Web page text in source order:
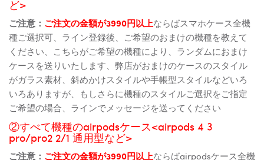
ど>
ご注意： ご注文の金額が3990円以上ならばスマホケース全機
種ご選択可、ライン登録後、ご希望のおまけの機種を教えて
ください、こちらがご希望の機種により、ランダムにおまけ
ケースを送りいたします、弊店がおまけのケースのスタイル
がガラス素材、斜めかけスタイルや手帳型スタイルなどいろ
いろありますが、もしさらに機種のスタイルご選択をご指定
ご希望の場合、ラインでメッセージを送ってください
②すべて機種のairpodsケース<airpods 4 3
pro/pro2 2/1 通用型など>
ご注意： ご注文の金額が3990円以上ならばairpodsケース全機